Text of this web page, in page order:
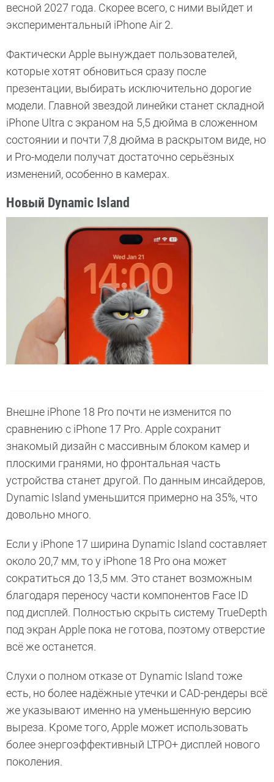
весной 2027 года. Скорее всего, с ними выйдет и
экспериментальный iPhone Air 2.
Фактически Apple вынуждает пользователей,
которые хотят обновиться сразу после
презентации, выбирать исключительно дорогие
модели. Главной звездой линейки станет складной
iPhone Ultra с экраном на 5,5 дюйма в сложенном
состоянии и почти 7,8 дюйма в раскрытом виде, но
и Pro-модели получат достаточно серьёзных
изменений, особенно в камерах.
Новый Dynamic Island
Внешне iPhone 18 Pro почти не изменится по
сравнению с iPhone 17 Pro. Apple сохранит
знакомый дизайн с массивным блоком камер и
плоскими гранями, но фронтальная часть
устройства станет другой. По данным инсайдеров,
Dynamic Island уменьшится примерно на 35%, что
довольно много.
Если у iPhone 17 ширина Dynamic Island составляет
около 20,7 мм, то у iPhone 18 Pro она может
сократиться до 13,5 мм. Это станет возможным
благодаря переносу части компонентов Face ID
под дисплей. Полностью скрыть систему TrueDepth
под экран Apple пока не готова, поэтому отверстие
всё же останется.
Слухи о полном отказе от Dynamic Island тоже
есть, но более надёжные утечки и CAD-рендеры всё
же указывают именно на уменьшенную версию
выреза. Кроме того, Apple может использовать
более энергоэффективный LTPO+ дисплей нового
поколения.